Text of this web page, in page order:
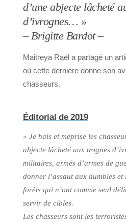
d’une abjecte lâcheté
d’ivrognes… »
– Brigitte Bardot –
Maitreya Raël a partagé un
où cette dernière donne son
chasseurs.
Éditorial de 2019
« Je hais et méprise les
abjecte lâcheté aux trognes
militaires, armés d’armes de
donner l’assaut aux humbles
forêts qui n’ont comme seul
servir de cibles.
Les chasseurs sont les